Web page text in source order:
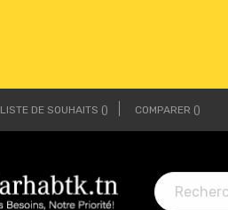
LISTE DE SOUHAITS COMPARER